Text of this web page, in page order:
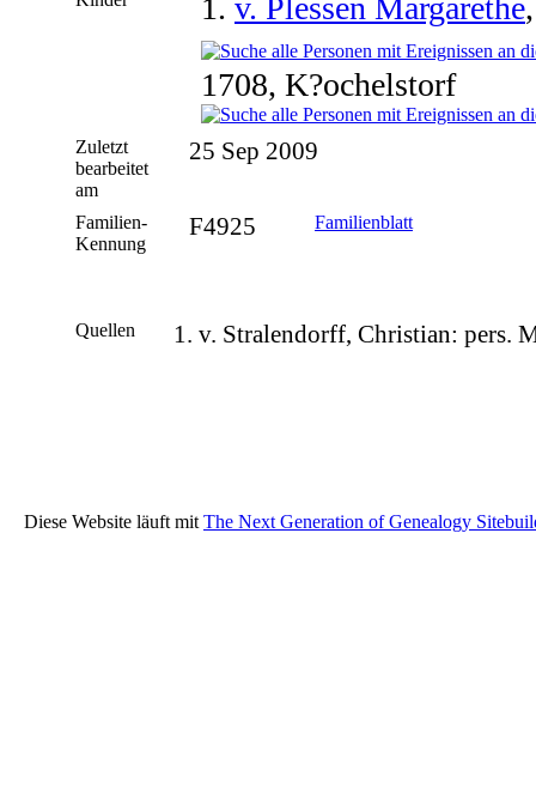
1708, K?ochelstorf
Zuletzt
bearbeitet
am
25 Sep 2009
Familien-
Kennung
F4925 Familienblatt
Quellen v. Stralendorff, Christian: pers.
Diese Website läuft mit The Next Generation of Genealogy